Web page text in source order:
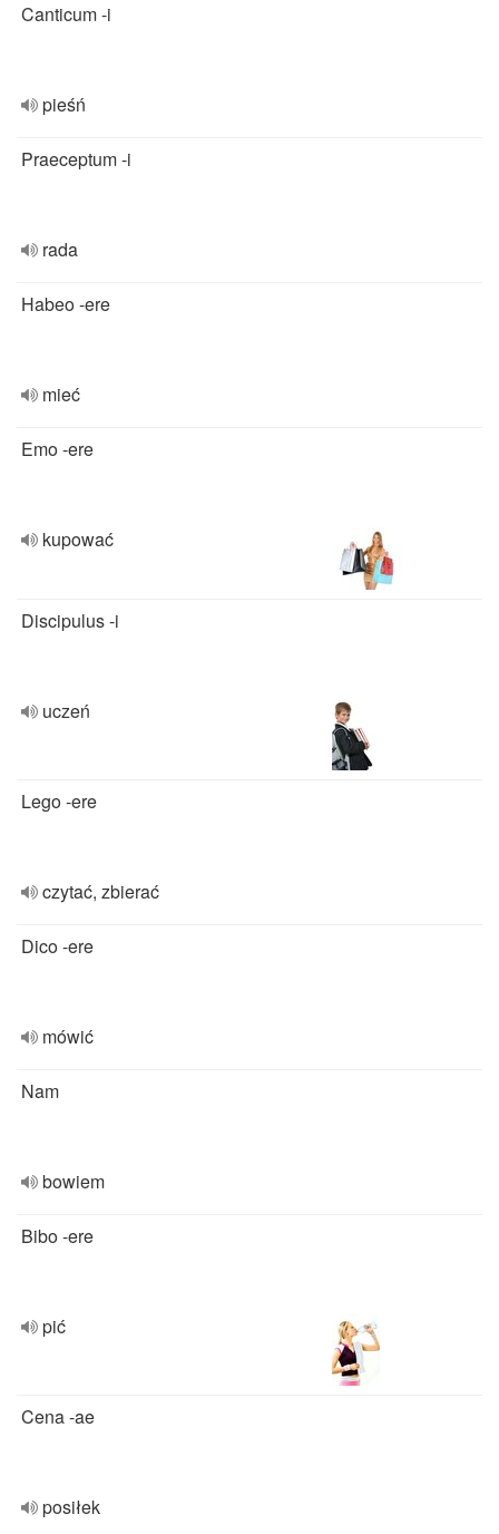
Canticum -i
pieśń
Praeceptum -i
rada
Habeo -ere
mieć
Emo -ere
kupować
Discipulus -i
uczeń
Lego -ere
czytać, zbierać
Dico -ere
mówić
Nam
bowiem
Bibo -ere
pić
Cena -ae
posiłek